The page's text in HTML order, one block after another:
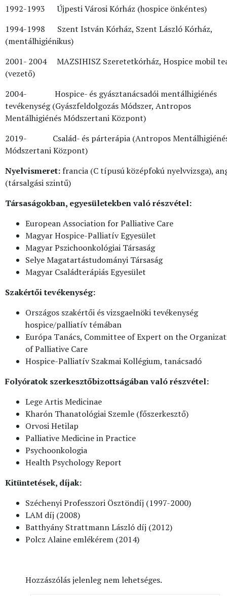
1992-1993 Újpesti Városi Kórház (hospice önkéntes)
1994-1998 Szent István Kórház, Szent László Kórház,
(mentálhigiénikus)
2001- 2004 MAZSIHISZ Szeretetkórház, Hospice mobil
(vezető)
2004- Hospice- és gyásztanácsadói mentálhigiénés
tevékenység (Gyászfeldolgozás Módszer, Antropos
Mentálhigiénés Módszertani Központ)
2019- Család- és párterápia (Antropos
Módszertani Központ)
Nyelvismeret: francia (C típusú középfokú nyelvvizsga),
(társalgási szintű)
Társaságokban, egyesületekben való részvétel:
European Association for Palliative Care
Magyar Hospice-Palliatív Egyesület
Magyar Pszichoonkológiai Társaság
Selye Magatartástudományi Társaság
Magyar Családterápiás Egyesület
Szakértői tevékenység:
Országos szakértői és vizsgaelnöki tevékenység
hospice/palliatív témában
Európa Tanács, Committee of Expert on the
of Palliative Care
Hospice-Palliatív Szakmai Kollégium, tanácsadó
Folyóratok szerkesztőbizottságában való részvétel:
Lege Artis Medicinae
Kharón Thanatológiai Szemle (főszerkesztő)
Orvosi Hetilap
Palliative Medicine in Practice
Psychoonkologia
Health Psychology Report
Kitüntetések, díjak:
Széchenyi Professzori Ösztöndíj (1997-2000)
LAM díj (2008)
Batthyány Strattmann László díj (2012)
Polcz Alaine emlékérem (2014)
Hozzászólás jelenleg nem lehetséges.